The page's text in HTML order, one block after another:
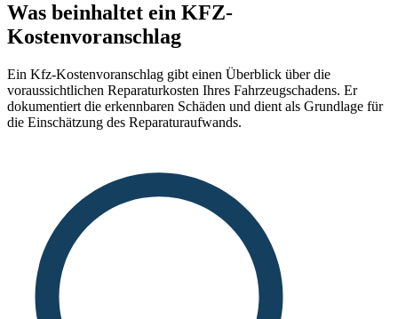
Was beinhaltet ein KFZ-
Kostenvoranschlag
Ein Kfz-Kostenvoranschlag gibt einen Überblick über die
voraussichtlichen Reparaturkosten Ihres Fahrzeugschadens. Er
dokumentiert die erkennbaren Schäden und dient als Grundlage für
die Einschätzung des Reparaturaufwands.